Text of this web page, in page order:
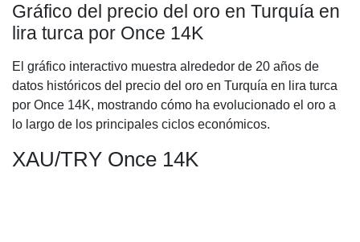
Gráfico del precio del oro en Turquía en
lira turca por Once 14K
El gráfico interactivo muestra alrededor de 20 años de
datos históricos del precio del oro en Turquía en lira turca
por Once 14K, mostrando cómo ha evolucionado el oro a
lo largo de los principales ciclos económicos.
XAU/TRY Once 14K